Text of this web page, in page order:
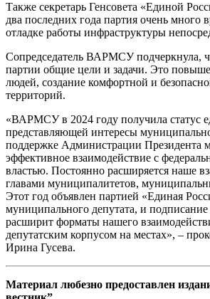
Также секретарь Генсовета «Единой
два последних года партия очень много
отладке работы инфраструктуры
Сопредседатель ВАРМСУ подчеркнула,
партии общие цели и задачи. Это
людей, создание комфортной и
территорий.
«ВАРМСУ в 2024 году получила статус
представляющей интересы
поддержке Администрации Президента
эффективное взаимодействие с
властью. Постоянно расширяется наше
главами муниципалитетов,
Этот год объявлен партией «Единая
муниципального депутата, и
расширит форматы нашего
депутатским корпусом на местах», –
Ирина Гусева.
Материал любезно предоставлен